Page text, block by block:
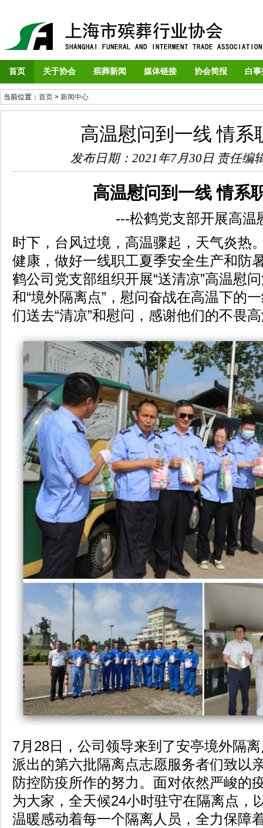
首页 关于协会 殡葬新闻 媒体链接 协会简报 白
当前位置： 首页 > 新闻中心
高温慰问到一线 情系
发布日期：2021年7月30日 责任编
高温慰问到一线 情系
---松鹤党支部开展高温
时下，台风过境，高温骤起，天气炎热
健康，做好一线职工夏季安全生产和防
鹤公司党支部组织开展“送清凉”高温慰
和“境外隔离点”，慰问奋战在高温下的
们送去“清凉”和慰问，感谢他们的不畏
7月28日，公司领导来到了安亭境外隔
派出的第六批隔离点志愿服务者们致以
防控防疫所作的努力。面对依然严峻的
为大家，全天候24小时驻守在隔离点，
温暖感动着每一个隔离人员，全力保障